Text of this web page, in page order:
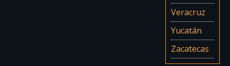
Veracruz
Yucatán
Zacatecas